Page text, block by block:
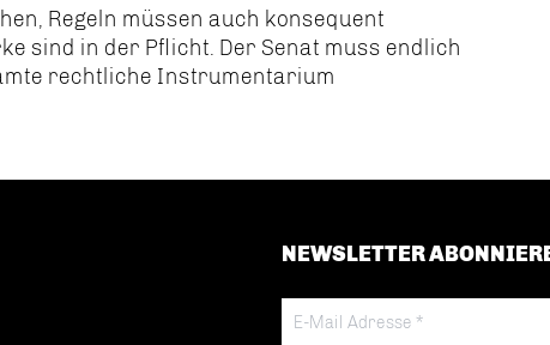
Regeln müssen auch konsequent
sind in der Pflicht. Der Senat muss endlich
rechtliche Instrumentarium
NEWSLETTER